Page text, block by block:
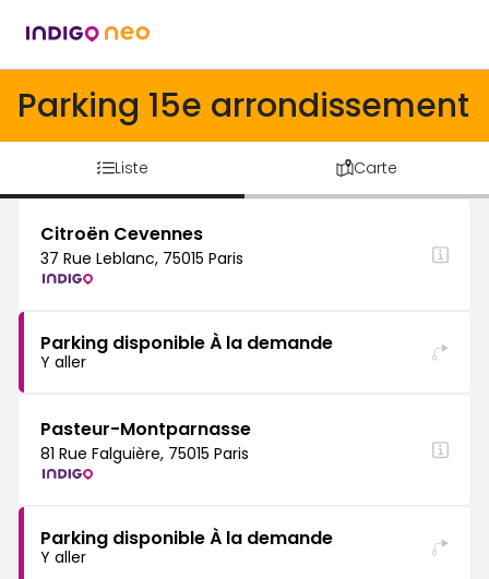
Parking 15e arrondissement
Liste Carte
Citroën Cevennes
37 Rue Leblanc, 75015 Paris
Parking disponible À la demande
Y aller
Pasteur-Montparnasse
81 Rue Falguière, 75015 Paris
Parking disponible À la demande
Y aller